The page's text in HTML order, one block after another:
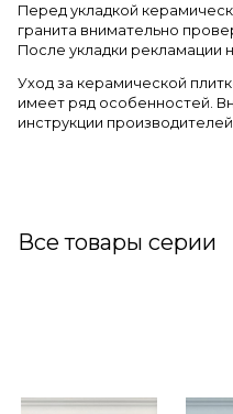
Перед укладкой
гранита внимательно
После укладки рекламации
Уход за керамической
имеет ряд особенностей.
инструкции
Все товары серии